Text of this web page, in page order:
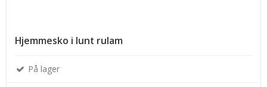
Hjemmesko i lunt rulam
På lager